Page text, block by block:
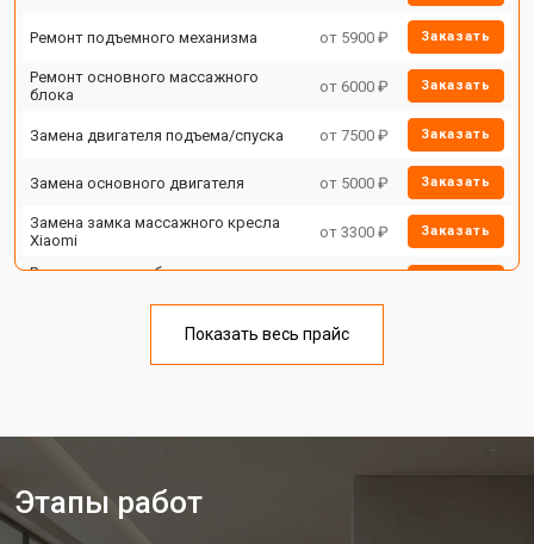
Ремонт подъемного механизма от 5900 ₽ Заказать
Ремонт основного массажного
блока
от 6000 ₽ Заказать
Замена двигателя подъема/спуска от 7500 ₽ Заказать
Замена основного двигателя от 5000 ₽ Заказать
Замена замка массажного кресла
Xiaomi
от 3300 ₽ Заказать
Ремонт на месте без замены
от 4400 ₽
от 3700 ₽
Замена сканера массажного кресла
Xiaomi
Показать весь прайс
Этапы работ